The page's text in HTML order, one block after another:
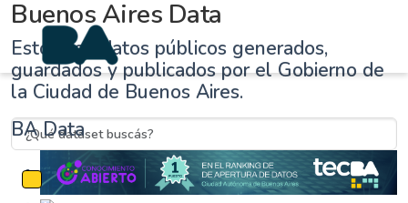
BA Data
Cambiar navegación
Buenos Aires Data
Estos son datos públicos generados,
guardados y publicados por el Gobierno de
la Ciudad de Buenos Aires.